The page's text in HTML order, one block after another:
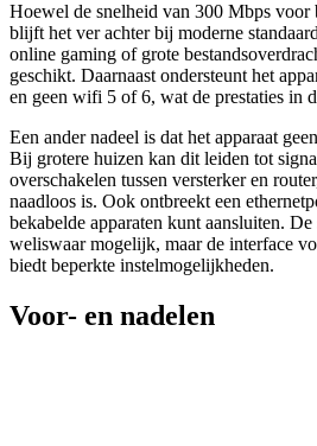
Hoewel de snelheid van 300 Mbps voor
blijft het ver achter bij moderne
online gaming of grote
geschikt. Daarnaast ondersteunt het
en geen wifi 5 of 6, wat de prestaties in
Een ander nadeel is dat het apparaat
Bij grotere huizen kan dit leiden tot
overschakelen tussen versterker en
naadloos is. Ook ontbreekt een
bekabelde apparaten kunt aansluiten.
weliswaar mogelijk, maar de interface
biedt beperkte instelmogelijkheden.
Voor- en nadelen